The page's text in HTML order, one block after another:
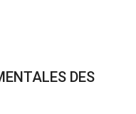
DES